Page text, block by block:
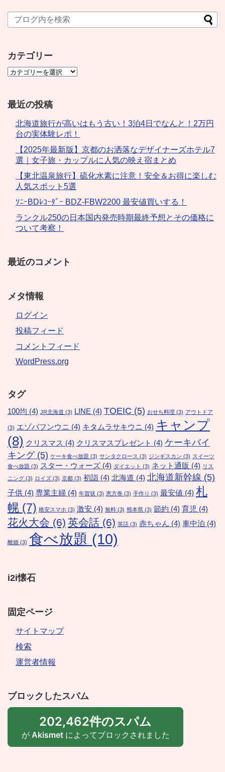
カテゴリー
最近の投稿
北海道旅行が高いはもう古い！3泊4日でなんと！2万円
台の実体験レポ！
【2025年最新版】京都のお洒落なデザイナーズホテル7
選｜女子旅・カップルに人気の映え宿まとめ
【東北温泉旅行】硫化水素に注意！安全＆お得に楽しむ
人気スポット5選
ｿﾆｰBDﾚｺｰﾀﾞｰ BDZ-FBW2200 最安値買いする！
ランクル250の日本国内発売時期最終予想とその価格に
ついて考察！
最近のコメント
メタ情報
ログイン
投稿フィード
コメントフィード
WordPress.org
タグ
100均 (4) JR北海道 (3) LINE (4) TOEIC (5) おせち料理 (3) アウトドア
(3) エゾバフンウニ (4) キタムラサキウニ (4) キャンプ
(8) クリスマス (4) クリスマスプレゼント (4) ケーキバイ
キング(5) ケーキ食べ放題 (3) サンタクロース (3) ジンギスカン (3) スイーツ
食べ放題 (3) スター・ウォーズ (4) ダイエット (3) ネット通販 (4) リス
ニング (3) ロイズ (3) 京都 (3) 初詣 (4) 北海道 (4) 北海道新幹線 (5)
子供 (4) 専業主婦 (4) 年賀状 (3) 恵方巻 (3) 手作り (3) 最安値 (4) 札
幌 (7) 格安スマホ (3) 激安 (4) 無料 (3) 熊本県 (3) 節約 (4) 育児 (4)
花火大会 (6) 英会話 (6) 英語 (3) 赤ちゃん (4) 車中泊 (4)
離婚 (3) 食べ放題 (10)
i2i懐石
固定ページ
サイトマップ
検索
運営者情報
ブロックしたスパム
202,462件のスパム
が Akismetによってブロックされました